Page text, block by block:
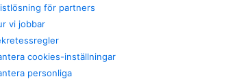
för partners
vi jobbar
cookies-inställningar
personliga